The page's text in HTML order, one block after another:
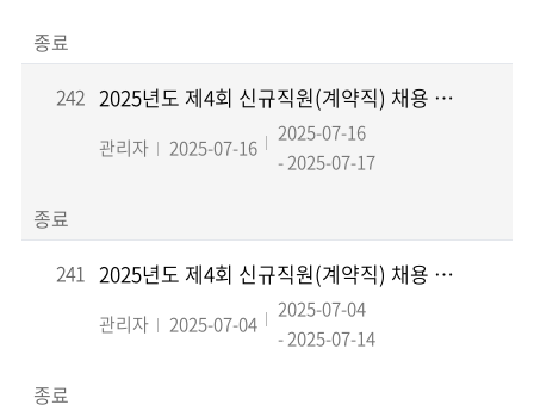
종료
242
2025년도 제4회 신규직원(계약직) 채용 재공고 서류전형 결과 및 인적성검사 시행 계획
관리자 2025-07-16
2025-07-16
- 2025-07-17
종료
241
2025년도 제4회 신규직원(계약직) 채용 재공고
관리자 2025-07-04
2025-07-04
- 2025-07-14
종료